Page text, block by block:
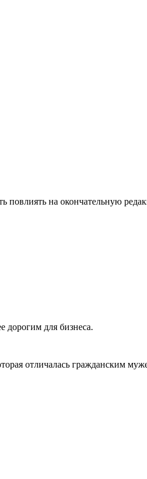
повлиять на окончательную
дорогим для бизнеса.
отличалась гражданским